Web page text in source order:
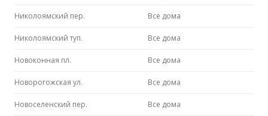
Николоямский пер. Все дома
Николоямский туп. Все дома
Новоконная пл. Все дома
Новорогожская ул. Все дома
Новоселенский пер. Все дома